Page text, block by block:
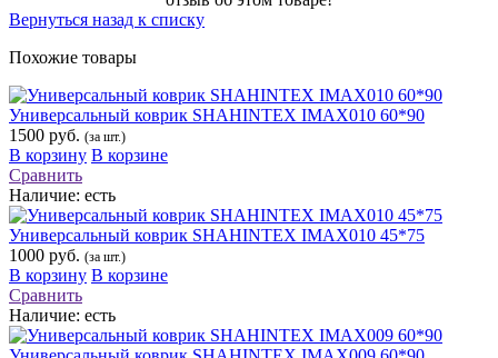
Вернуться назад к списку
Похожие товары
Универсальный коврик SHAHINTEX IMAX010 60*90
1500 руб. (за шт.)
В корзину В корзине
Сравнить
Наличие: есть
Универсальный коврик SHAHINTEX IMAX010 45*75
1000 руб. (за шт.)
В корзину В корзине
Сравнить
Наличие: есть